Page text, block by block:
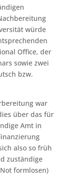
würde
Office, der
sowie zwei
bzw.
war
über das für
Amt in
also so früh
zuständige
formlosen)